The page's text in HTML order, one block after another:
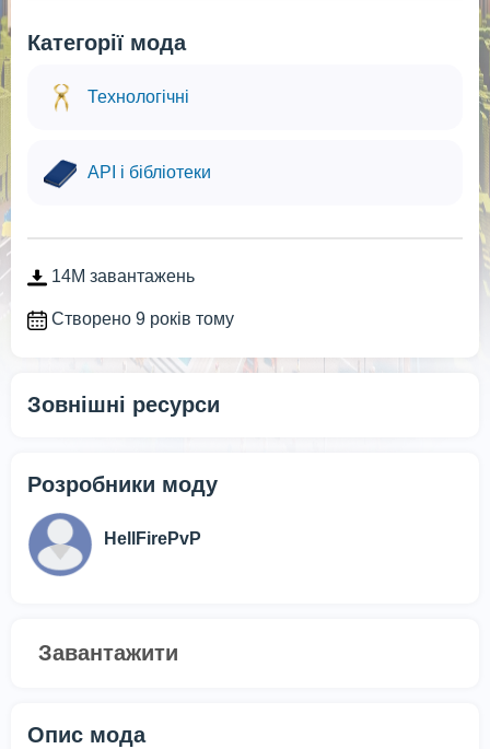
Категорії мода
Технологічні
API і бібліотеки
14M завантажень
Створено 9 років тому
Зовнішні ресурси
Розробники моду
HellFirePvP
Завантажити
Опис мода